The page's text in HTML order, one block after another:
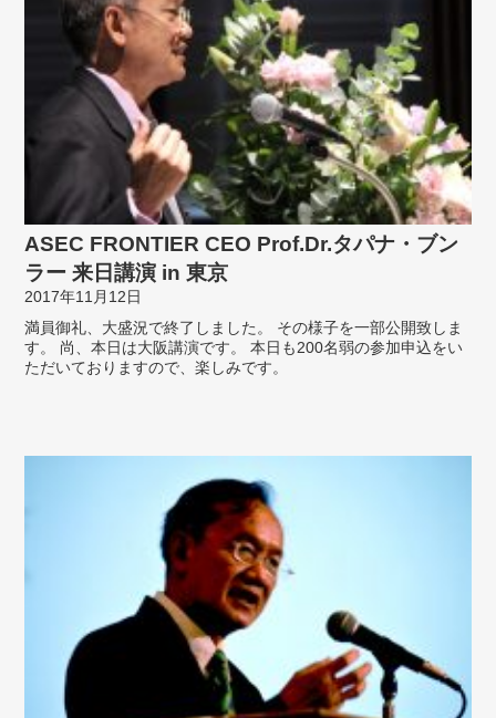
ASEC FRONTIER CEO Prof.Dr.タパナ・ブン
ラー 来日講演 in 東京
2017年11月12日
満員御礼、大盛況で終了しました。 その様子を一部公開致しま
す。 尚、本日は大阪講演です。 本日も200名弱の参加申込をい
ただいておりますので、楽しみです。